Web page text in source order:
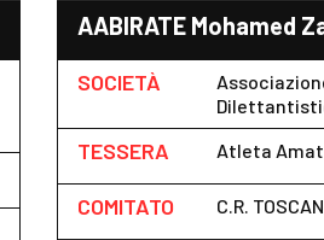
AABIRATE Mohamed
SOCIETÀ
TESSERA Atleta
COMITATO C.R.